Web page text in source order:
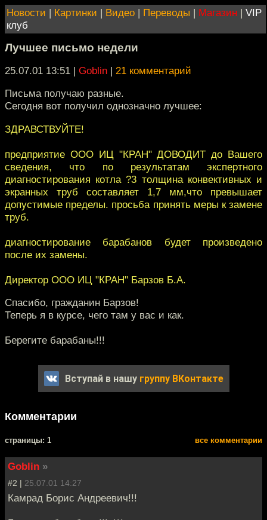
Новости | Картинки | Видео | Переводы | Магазин | VIP
клуб
Лучшее письмо недели
25.07.01 13:51 | Goblin | 21 комментарий
Письма получаю разные.
Сегодня вот получил однозначно лучшее:
ЗДРАВСТВУЙТЕ!
предприятие ООО ИЦ "КРАН" ДОВОДИТ до Вашего
сведения, что по результатам экспертного
диагностирования котла ?3 толщина конвективных и
экранных труб составляет 1,7 мм,что превышает
допустимые пределы. просьба принять меры к замене
труб.
диагностирование барабанов будет произведено
после их замены.
Директор ООО ИЦ "КРАН" Барзов Б.А.
Спасибо, гражданин Барзов!
Теперь я в курсе, чего там у вас и как.
Берегите барабаны!!!
Вступай в нашу группу ВКонтакте
Комментарии
cтраницы: 1 все комментарии
Goblin »
#2 | 25.07.01 14:27
Камрад Борис Андреевич!!!